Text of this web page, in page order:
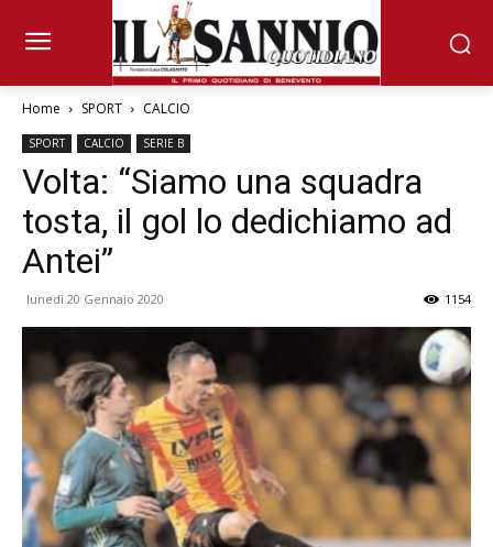
Home SPORT CALCIO
SPORT CALCIO SERIE B
Volta: “Siamo una squadra
tosta, il gol lo dedichiamo ad
Antei”
lunedì 20 Gennaio 2020 1154